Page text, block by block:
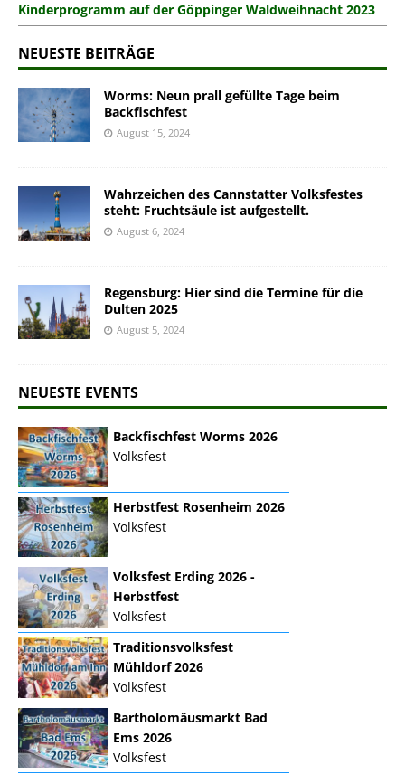
Kinderprogramm auf der Göppinger Waldweihnacht 2023
NEUESTE BEITRÄGE
Worms: Neun prall gefüllte Tage beim
Backfischfest
August 15, 2024
Wahrzeichen des Cannstatter Volksfestes
steht: Fruchtsäule ist aufgestellt.
August 6, 2024
Regensburg: Hier sind die Termine für die
Dulten 2025
August 5, 2024
NEUESTE EVENTS
Backfischfest Worms 2026
Volksfest
Herbstfest Rosenheim 2026
Volksfest
Volksfest Erding 2026 -
Herbstfest
Volksfest
Traditionsvolksfest
Mühldorf 2026
Volksfest
Bartholomäusmarkt Bad
Ems 2026
Volksfest